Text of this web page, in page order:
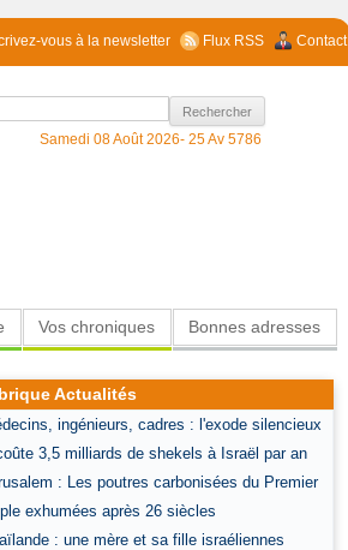
vous à la newsletter Flux RSS Contact
Samedi 08 Août 2026- 25 Av 5786
Vos chroniques Bonnes adresses
Actualités
ingénieurs, cadres : l'exode silencieux
3,5 milliards de shekels à Israël par an
: Les poutres carbonisées du Premier
exhumées après 26 siècles
: une mère et sa fille israéliennes